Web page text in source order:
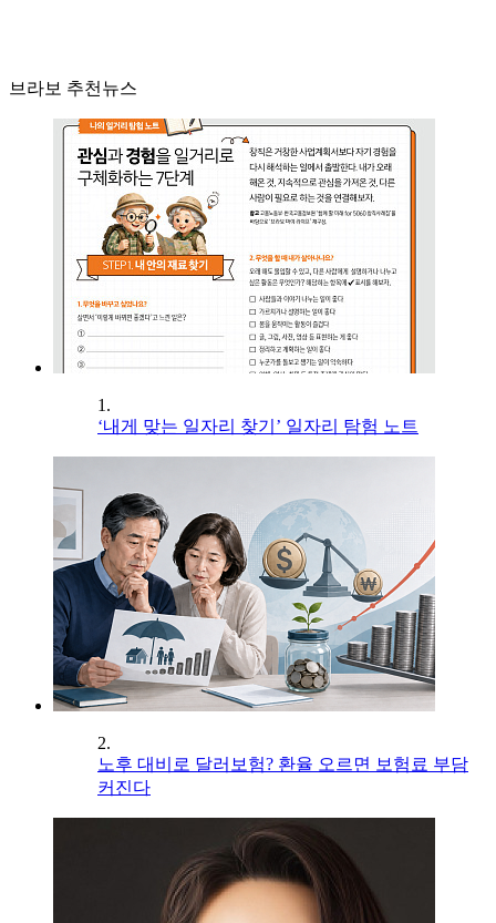
브라보 추천뉴스
1.
‘내게 맞는 일자리 찾기’ 일자리 탐험 노트
2.
노후 대비로 달러보험? 환율 오르면 보험료 부담
커진다